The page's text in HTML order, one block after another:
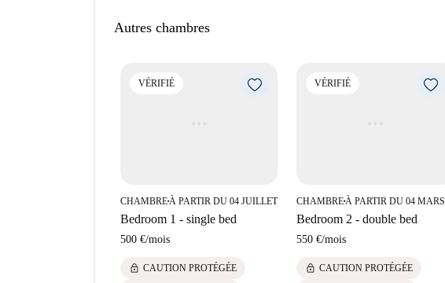
Autres chambres
VÉRIFIÉ
CHAMBRE■À PARTIR DU 04 JUILLET
Bedroom 1 - single bed
500 €/mois
lock CAUTION PROTÉGÉE
VÉRIFIÉ
CHAMBRE■À PARTIR DU 04 MARS
Bedroom 2 - double bed
550 €/mois
lock CAUTION PROTÉGÉE